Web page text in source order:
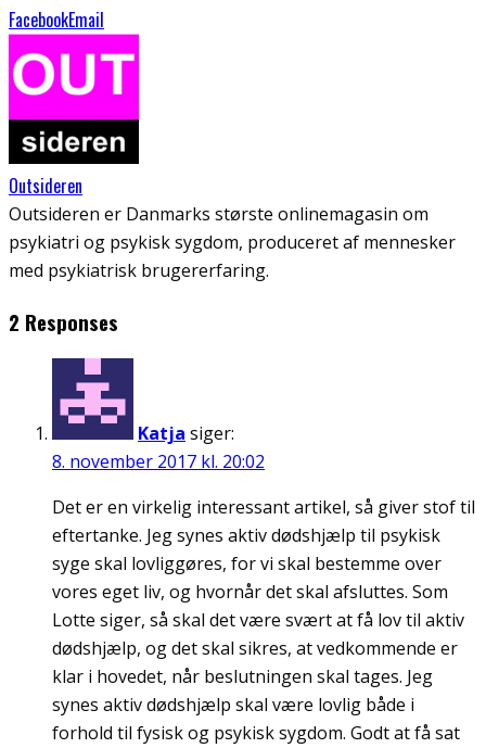
FacebookEmail
Outsideren
Outsideren er Danmarks største onlinemagasin om
psykiatri og psykisk sygdom, produceret af mennesker
med psykiatrisk brugererfaring.
2 Responses
Katja siger:
8. november 2017 kl. 20:02
Det er en virkelig interessant artikel, så giver stof til
eftertanke. Jeg synes aktiv dødshjælp til psykisk
syge skal lovliggøres, for vi skal bestemme over
vores eget liv, og hvornår det skal afsluttes. Som
Lotte siger, så skal det være svært at få lov til aktiv
dødshjælp, og det skal sikres, at vedkommende er
klar i hovedet, når beslutningen skal tages. Jeg
synes aktiv dødshjælp skal være lovlig både i
forhold til fysisk og psykisk sygdom. Godt at få sat